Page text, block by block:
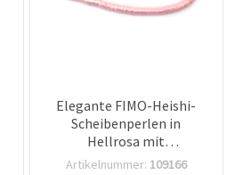
Elegante FIMO-Heishi-
Scheibenperlen in
Hellrosa mit
goldfarbenem Pigment,
Artikelnummer: 109166